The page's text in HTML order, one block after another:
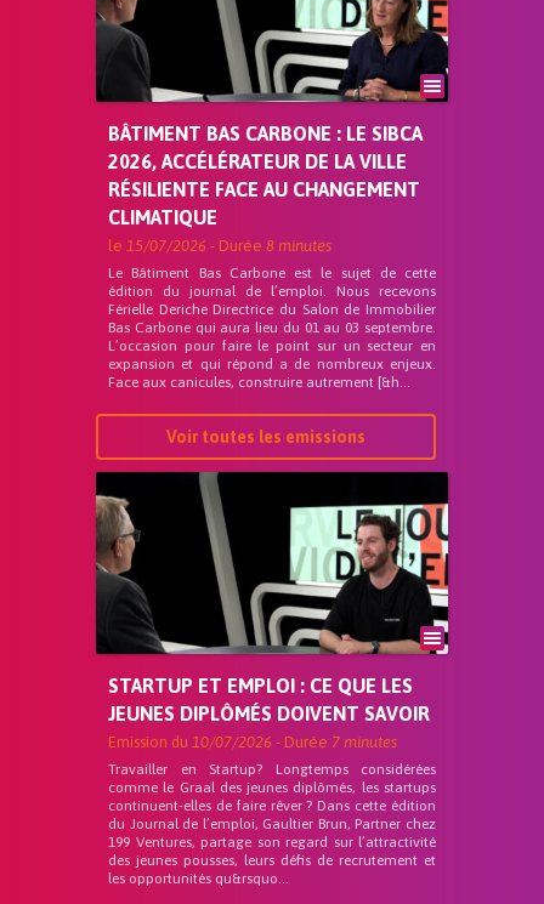
BÂTIMENT BAS CARBONE : LE SIBCA
2026, ACCÉLÉRATEUR DE LA VILLE
RÉSILIENTE FACE AU CHANGEMENT
CLIMATIQUE
le 15/07/2026 - Durée 8 minutes
Le Bâtiment Bas Carbone est le sujet de cette
édition du journal de l’emploi. Nous recevons
Férielle Deriche Directrice du Salon de Immobilier
Bas Carbone qui aura lieu du 01 au 03 septembre.
L’occasion pour faire le point sur un secteur en
expansion et qui répond a de nombreux enjeux.
Face aux canicules, construire autrement [&h...
Voir toutes les emissions
STARTUP ET EMPLOI : CE QUE LES
JEUNES DIPLÔMÉS DOIVENT SAVOIR
Emission du 10/07/2026 - Durée 7 minutes
Travailler en Startup? Longtemps considérées
comme le Graal des jeunes diplômés, les startups
continuent-elles de faire rêver ? Dans cette édition
du Journal de l’emploi, Gaultier Brun, Partner chez
199 Ventures, partage son regard sur l’attractivité
des jeunes pousses, leurs défis de recrutement et
les opportunités qu&rsquo...